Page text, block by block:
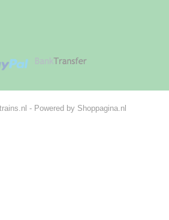
- Powered by Shoppagina.nl